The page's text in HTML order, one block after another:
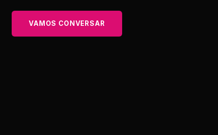
VAMOS CONVERSAR